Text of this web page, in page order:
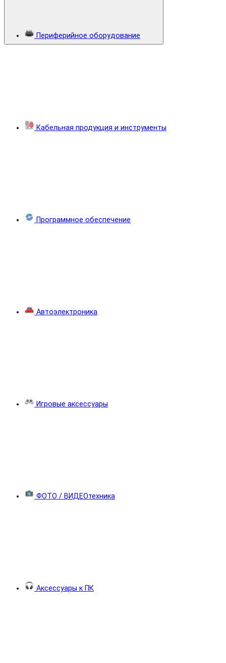
Периферийное оборудование
Кабельная продукция и инструменты
Программное обеспечение
Автоэлектроника
Игровые аксессуары
ФОТО / ВИДЕОтехника
Аксессуары к ПК